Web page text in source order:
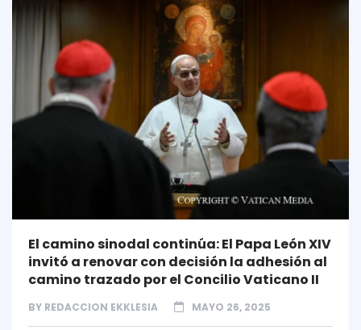
El camino sinodal continúa: El Papa León XIV
invitó a renovar con decisión la adhesión al
camino trazado por el Concilio Vaticano II
BY REDACCION EKKLESIA MAYO 26, 2025